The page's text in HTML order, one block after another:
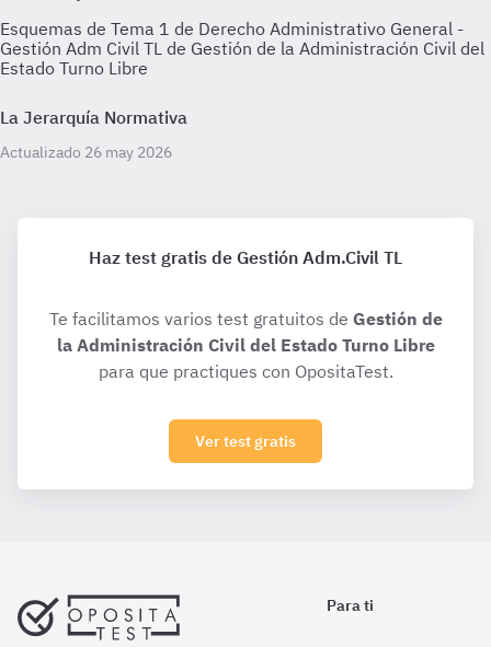
Esquemas de Tema 1 de Derecho Administrativo General -
Gestión Adm Civil TL de Gestión de la Administración Civil del
Estado Turno Libre
La Jerarquía Normativa
Actualizado 26 may 2026
Haz test gratis de Gestión Adm.Civil TL
Te facilitamos varios test gratuitos de Gestión de
la Administración Civil del Estado Turno Libre
para que practiques con OpositaTest.
Ver test gratis
Para ti